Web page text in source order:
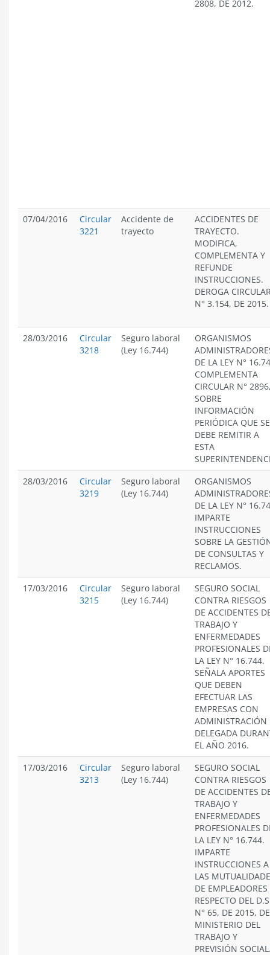
2808, DE 2012.
07/04/2016
Circular
3221
Accidente de
trayecto
ACCIDENTES DE
TRAYECTO.
MODIFICA,
COMPLEMENTA Y
REFUNDE
INSTRUCCIONES.
DEROGA
N° 3.154, DE 2015.
28/03/2016
Circular
3218
Seguro laboral
(Ley 16.744)
ORGANISMOS
DE LA LEY N°
COMPLEMENTA
CIRCULAR N°
SOBRE
INFORMACIÓN
PERIÓDICA QUE SE
DEBE REMITIR A
ESTA
28/03/2016
Circular
3219
Seguro laboral
(Ley 16.744)
ORGANISMOS
DE LA LEY N°
IMPARTE
INSTRUCCIONES
SOBRE LA
DE CONSULTAS Y
RECLAMOS.
17/03/2016
Circular
3215
Seguro laboral
(Ley 16.744)
SEGURO SOCIAL
CONTRA RIESGOS
DE ACCIDENTES
TRABAJO Y
ENFERMEDADES
PROFESIONALES
LA LEY N° 16.744.
SEÑALA APORTES
QUE DEBEN
EFECTUAR LAS
EMPRESAS CON
ADMINISTRACIÓN
DELEGADA
EL AÑO 2016.
17/03/2016
Circular
3213
Seguro laboral
(Ley 16.744)
SEGURO SOCIAL
CONTRA RIESGOS
DE ACCIDENTES
TRABAJO Y
ENFERMEDADES
PROFESIONALES
LA LEY N° 16.744.
IMPARTE
INSTRUCCIONES A
LAS
DE EMPLEADORES
RESPECTO DEL
N° 65, DE 2015,
MINISTERIO DEL
TRABAJO Y
PREVISIÓN